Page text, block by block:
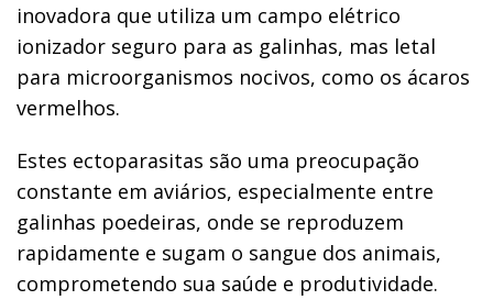
inovadora que utiliza um campo elétrico
ionizador seguro para as galinhas, mas letal
para microorganismos nocivos, como os ácaros
vermelhos.
Estes ectoparasitas são uma preocupação
constante em aviários, especialmente entre
galinhas poedeiras, onde se reproduzem
rapidamente e sugam o sangue dos animais,
comprometendo sua saúde e produtividade.